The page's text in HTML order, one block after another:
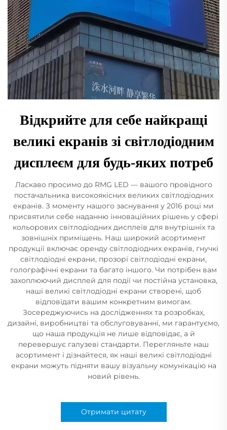
Відкрийте для себе найкращі
великі екранів зі світлодіодним
дисплеєм для будь-яких потреб
Ласкаво просимо до RMG LED — вашого провідного
постачальника високоякісних великих світлодіодних
екранів. З моменту нашого заснування у 2016 році ми
присвятили себе наданню інноваційних рішень у сфері
кольорових світлодіодних дисплеїв для внутрішніх та
зовнішніх приміщень. Наш широкий асортимент
продукції включає оренду світлодіодних екранів, гнучкі
світлодіодні екрани, прозорі світлодіодні екрани,
голографічні екрани та багато іншого. Чи потрібен вам
захоплюючий дисплей для події чи постійна установка,
наші великі світлодіодні екрани створені, щоб
відповідати вашим конкретним вимогам.
Зосереджуючись на дослідженнях та розробках,
дизайні, виробництві та обслуговуванні, ми гарантуємо,
що наша продукція не лише відповідає, а й
перевершує галузеві стандарти. Перегляньте наш
асортимент і дізнайтеся, як наші великі світлодіодні
екрани можуть підняти вашу візуальну комунікацію на
новий рівень.
Отримати цитату